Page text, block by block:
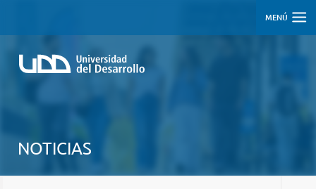
MENÚ
NOTICIAS